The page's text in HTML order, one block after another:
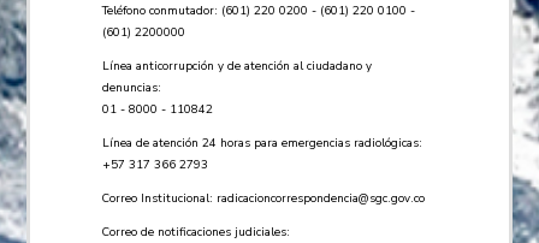
Teléfono conmutador: (601) 220 0200 - (601) 220 0100 -
(601) 2200000
Línea anticorrupción y de atención al ciudadano y
denuncias:
01 - 8000 - 110842
Línea de atención 24 horas para emergencias radiológicas:
+57 ​317 366 2793
Correo Institucional: radicacioncorrespondencia@sgc.gov.co
Correo de notificaciones judiciales: